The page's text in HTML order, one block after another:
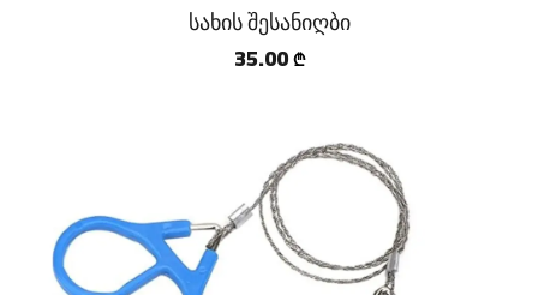
სახის შესანიღბი
35.00 ₾